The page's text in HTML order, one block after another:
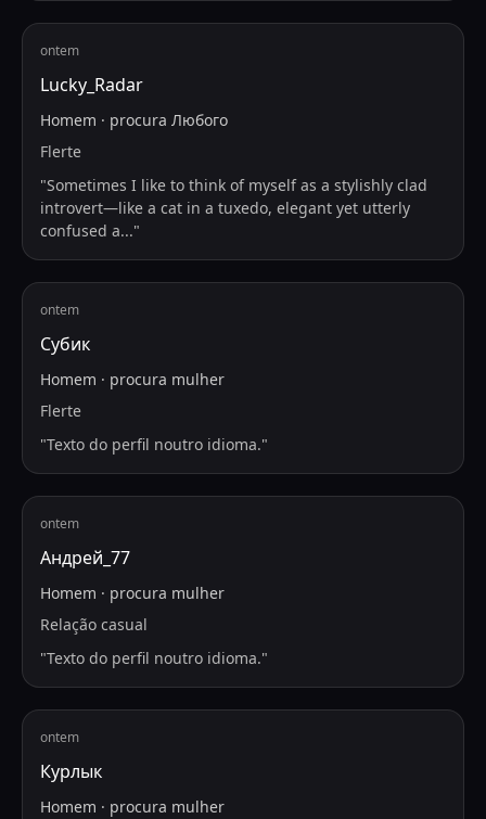
ontem
Lucky_Radar
Homem · procura Любого
Flerte
"Sometimes I like to think of myself as a stylishly clad
introvert—like a cat in a tuxedo, elegant yet utterly
confused a..."
ontem
Субик
Homem · procura mulher
Flerte
"Texto do perfil noutro idioma."
ontem
Андрей_77
Homem · procura mulher
Relação casual
"Texto do perfil noutro idioma."
ontem
Курлык
Homem · procura mulher